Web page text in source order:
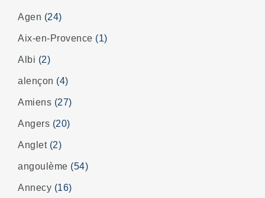
Agen (24)
Aix-en-Provence (1)
Albi (2)
alençon (4)
Amiens (27)
Angers (20)
Anglet (2)
angoulème (54)
Annecy (16)